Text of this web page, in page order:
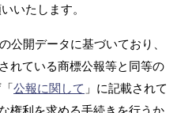
いたします。
公開データに基づいており、
れている商標公報等と同等の
公報に関して 」に記載されて